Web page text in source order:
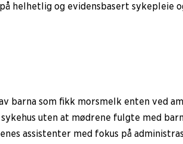
helhetlig og evidensbasert sykepleie
barna som fikk morsmelk enten
uten at mødrene fulgte med
assistenter med fokus på